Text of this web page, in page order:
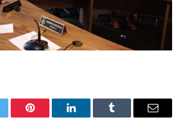
Pinterest O
Tumblr
E-